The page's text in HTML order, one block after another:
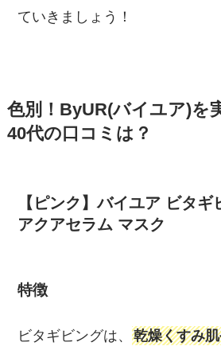
ていきましょう！
色別！ByUR(バイユア)を
40代の口コミは？
【ピンク】バイユア ビタ
アクアセラム マスク
特徴
ビタギビングは、乾燥くすみ